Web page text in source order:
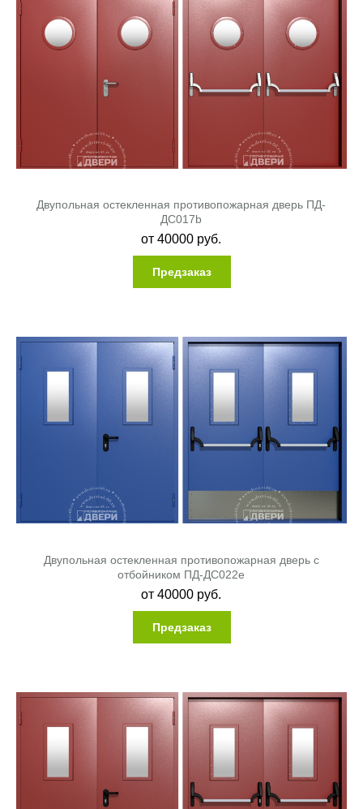
Двупольная остекленная противопожарная дверь ПД-
ДC017b
от40000 руб.
Предзаказ
Двупольная остекленная противопожарная дверь с
отбойником ПД-ДС022e
от40000 руб.
Предзаказ